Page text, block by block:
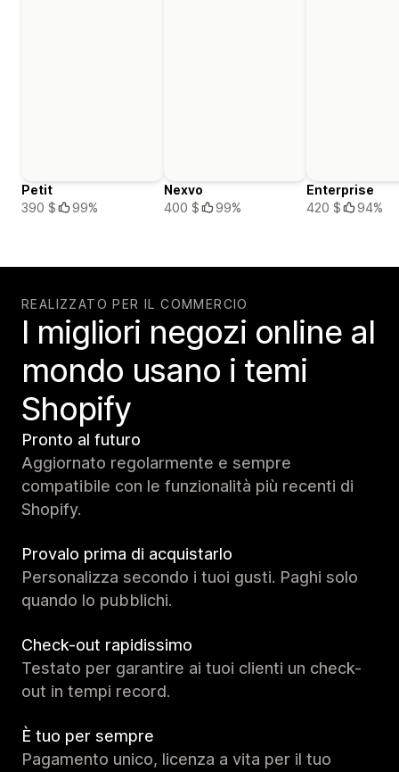
Petit
390 $
99%
Nexvo
400 $
99%
Enterprise
420 $
94%
REALIZZATO PER IL COMMERCIO
I migliori negozi online al
mondo usano i temi
Shopify
Pronto al futuro
Aggiornato regolarmente e sempre
compatibile con le funzionalità più recenti di
Shopify.
Provalo prima di acquistarlo
Personalizza secondo i tuoi gusti. Paghi solo
quando lo pubblichi.
Check-out rapidissimo
Testato per garantire ai tuoi clienti un check-
out in tempi record.
È tuo per sempre
Pagamento unico, licenza a vita per il tuo